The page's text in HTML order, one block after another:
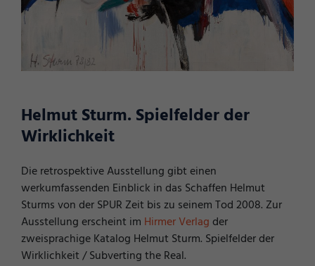
Helmut Sturm. Spielfelder der
Wirklichkeit
Die retrospektive Ausstellung gibt einen
werkumfassenden Einblick in das Schaffen Helmut
Sturms von der SPUR Zeit bis zu seinem Tod 2008. Zur
Ausstellung erscheint im Hirmer Verlag der
zweisprachige Katalog Helmut Sturm. Spielfelder der
Wirklichkeit / Subverting the Real.